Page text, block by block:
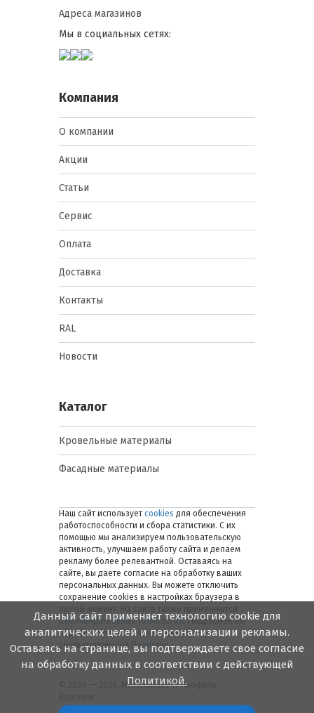
Адреса магазинов
Мы в социальных сетях:
Компания
О компании
Акции
Статьи
Сервис
Оплата
Доставка
Контакты
RAL
Новости
Каталог
Кровельные материалы
Фасадные материалы
Наш сайт использует cookies для обеспечения
работоспособности и сбора статистики. С их
помощью мы анализируем пользовательскую
активность, улучшаем работу сайта и делаем
рекламу более релевантной. Оставаясь на
сайте, вы даете согласие на обработку ваших
персональных данных. Вы можете отключить
сохранение cookies в настройках браузера в
рекомендательные технологии. Подробнее об
обработке персональных данных — в
соответствующей
Политике.
© 2006 — 2026. Металлинвест Профиль.
Данный сайт применяет технологию cookie для
аналитических целей и персонализации рекламы.
Оставаясь на странице, вы подтверждаете свое согласие
на обработку данных в соответствии с действующей
Политикой.